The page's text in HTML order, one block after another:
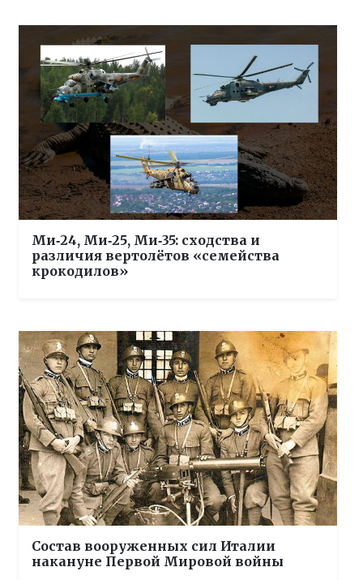
Ми‑24, Ми‑25, Ми‑35: сходства и
различия вертолётов «семейства
крокодилов»
Состав вооруженных сил Италии
накануне Первой Мировой войны